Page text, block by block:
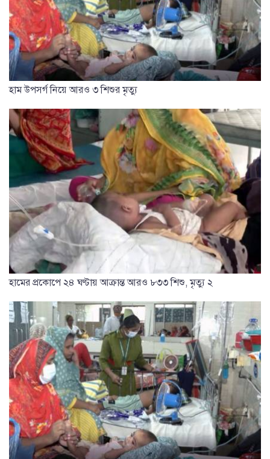
হাম উপসর্গ নিয়ে আরও ৩ শিশুর মৃত্যু
হামের প্রকোপে ২৪ ঘণ্টায় আক্রান্ত আরও ৮৩৩ শিশু, মৃত্যু ২